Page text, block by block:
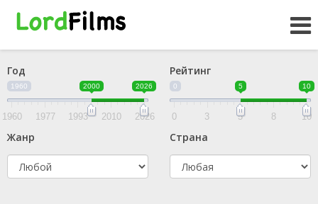
Год
1960 2000 2026
1960 1977 1993 2010 2026
Рейтинг
0 5 10
0 3 5 8 10
Жанр Страна